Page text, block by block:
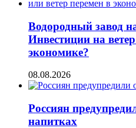
Водородный завод
Инвестиции на
экономике?
08.08.2026
Россиян
напитках